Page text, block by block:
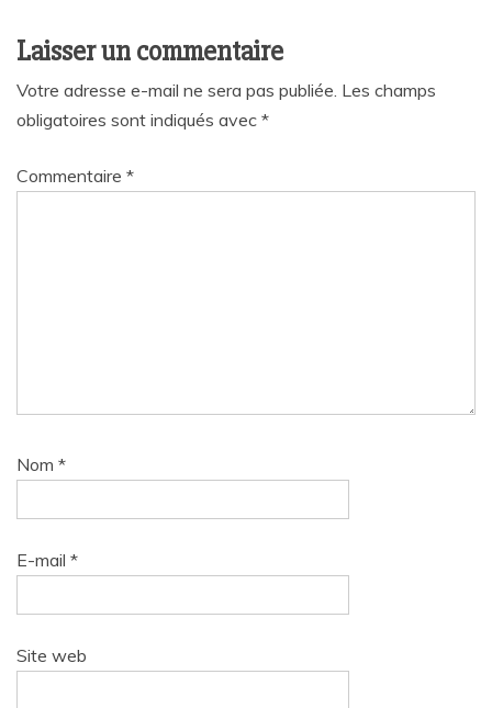
Laisser un commentaire
Votre adresse e-mail ne sera pas publiée. Les champs
obligatoires sont indiqués avec *
Commentaire *
Nom *
E-mail *
Site web